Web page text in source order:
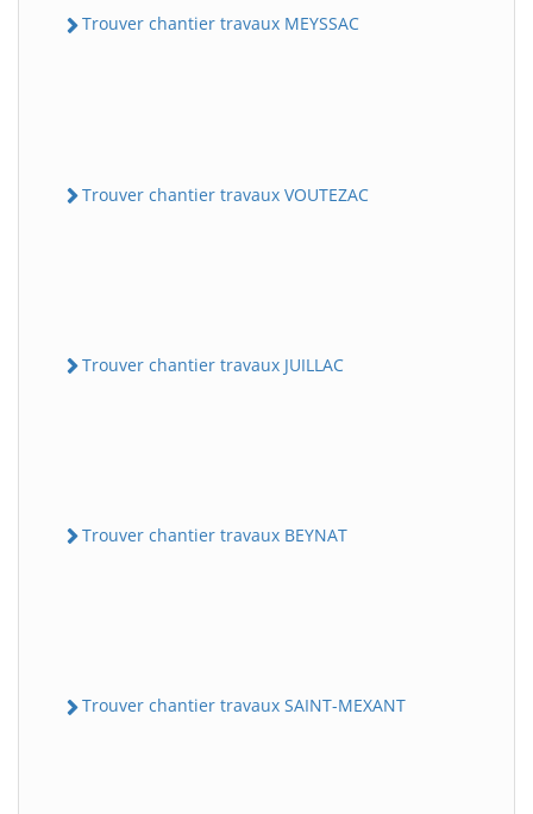
Trouver chantier travaux MEYSSAC
Trouver chantier travaux VOUTEZAC
Trouver chantier travaux JUILLAC
Trouver chantier travaux BEYNAT
Trouver chantier travaux SAINT-MEXANT